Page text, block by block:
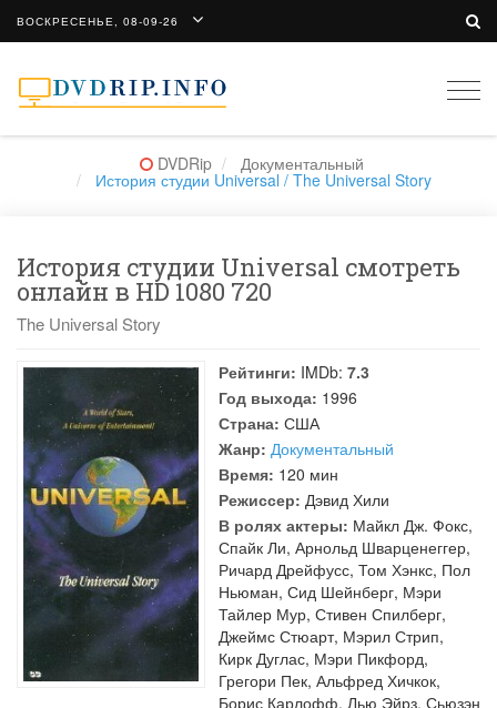
ВОСКРЕСЕНЬЕ, 08-09-26
DVDRip Документальный
История студии Universal / The Universal Story
История студии Universal смотреть
онлайн в HD 1080 720
The Universal Story
Рейтинги: IMDb: 7.3
Год выхода: 1996
Страна: США
Жанр: Документальный
Время: 120 мин
Режиссер: Дэвид Хили
В ролях актеры: Майкл Дж. Фокс,
Спайк Ли, Арнольд Шварценеггер,
Ричард Дрейфусс, Том Хэнкс, Пол
Ньюман, Сид Шейнберг, Мэри
Тайлер Мур, Стивен Спилберг,
Джеймс Стюарт, Мэрил Стрип,
Кирк Дуглас, Мэри Пикфорд,
Грегори Пек, Альфред Хичкок,
Борис Карлофф, Лью Эйрз, Сьюзэн